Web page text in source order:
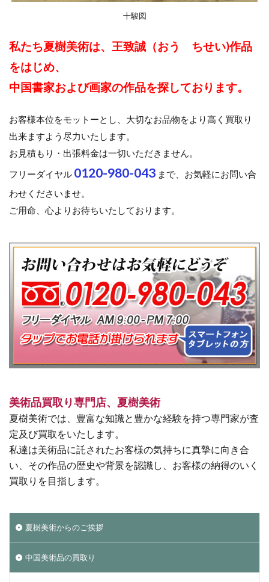
十駿図
私たち夏樹美術は、王致誠（おう ちせい)作品
をはじめ、
中国書家および画家の作品を探しております。
お客様本位をモットーとし、大切なお品物をより高く買取り
出来ますよう尽力いたします。
お見積もり・出張料金は一切いただきません。
フリーダイヤル 0120-980-043 まで、お気軽にお問い合
わせくださいませ。
ご用命、心よりお待ちいたしております。
美術品買取り専門店、夏樹美術
夏樹美術では、豊富な知識と豊かな経験を持つ専門家が査
定及び買取をいたします。
私達は美術品に託されたお客様の気持ちに真摯に向き合
い、その作品の歴史や背景を認識し、お客様の納得のいく
買取りを目指します。
夏樹美術からのご挨拶
中国美術品の買取り